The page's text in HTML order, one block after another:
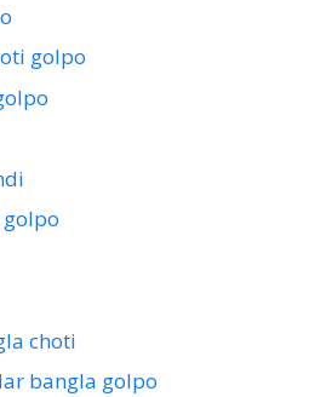
golpo
choti
bangla golpo